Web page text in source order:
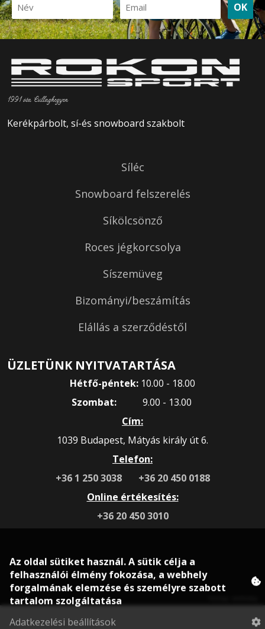
OK
1991 óta Csillaghegyen
Kerékpárbolt, sí-és snowboard szakbolt
Síléc
Snowboard felszerelés
Síkölcsönző
Roces jégkorcsolya
Síszemüveg
Bizományi/beszámítás
Elállás a szerződéstől
ÜZLETÜNK NYITVATARTÁSA
Hétfő-péntek: 10.00 - 18.00
Szombat:
9.00 - 13.00
Cím:
1039 Budapest, Mátyás király út 6.
Telefon:
+36 1 250 3038
+36 20 450 0188
Online értékesítés:
+36 20 450 3010
© 2020 rokonsport.hu
Az oldal sütiket használ. A sütik célja a
felhasználói élmény fokozása, a webhely
forgalmának elemzése és személyre szabott
tartalom szolgáltatása
Adatkezelési beállítások